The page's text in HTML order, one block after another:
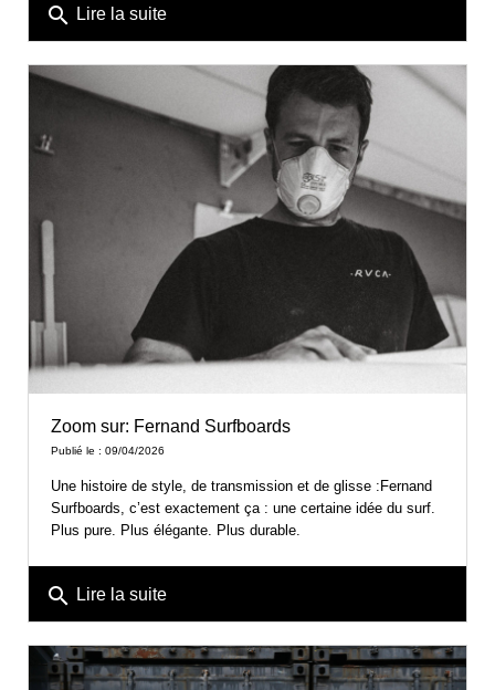
search Lire la suite
Zoom sur: Fernand Surfboards
Publié le : 09/04/2026
Une histoire de style, de transmission et de glisse :Fernand
Surfboards, c’est exactement ça : une certaine idée du surf.
Plus pure. Plus élégante. Plus durable.
search Lire la suite